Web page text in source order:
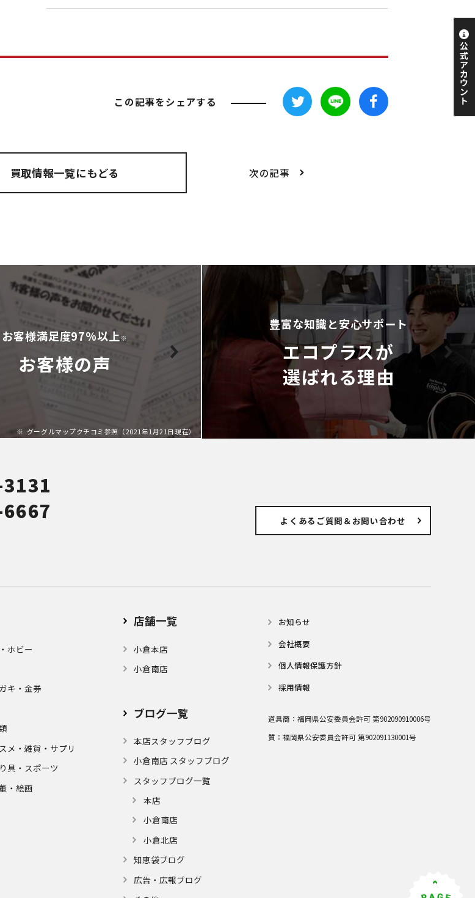
この記事をシェアする
買取情報一覧にもどる 次の記事
お客様満足度97%以上※
お客様の声
グーグルマップクチコミ参照（2021年1月21日現在）
豊富な知識と安心サポート
エコプラスが
選ばれる理由
よくあるご質問 ＆お問い合わせ
ホビー
キ・金券
メ・雑貨・サプリ
具・スポーツ
・絵画
店舗⼀覧
小倉本店
小倉南店
ブログ⼀覧
本店スタッフブログ
小倉南店 スタッフブログ
スタッフブログ一覧
本店
小倉南店
小倉北店
知恵袋ブログ
広告・広報ブログ
お知らせ
会社概要
個⼈情報保護⽅針
採用情報
道具商： 福岡県公安委員会許可 第902090910006号
質： 福岡県公安委員会許可 第902091130001号